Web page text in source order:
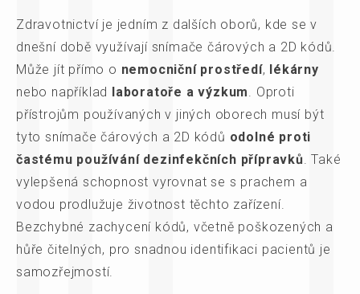
Zdravotnictví je jedním z dalších oborů, kde se v
dnešní době využívají snímače čárových a 2D kódů.
Může jít přímo o nemocniční prostředí, lékárny
nebo například laboratoře a výzkum. Oproti
přístrojům používaných v jiných oborech musí být
tyto snímače čárových a 2D kódů odolné proti
častému používání dezinfekčních přípravků. Také
vylepšená schopnost vyrovnat se s prachem a
vodou prodlužuje životnost těchto zařízení.
Bezchybné zachycení kódů, včetně poškozených a
hůře čitelných, pro snadnou identifikaci pacientů je
samozřejmostí.